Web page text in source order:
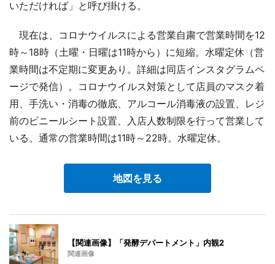
いただければ」と呼び掛ける。
現在は、コロナウイルスによる営業自粛で営業時間を12
時～18時（土曜・日曜は11時から）に短縮。水曜定休（営
業時間は不定期に変更あり。詳細は同店インスタグラムペ
ージで発信）。コロナウイルス対策として店員のマスク着
用、手洗い・消毒の徹底、アルコール消毒液の設置、レジ
前のビニールシート設置、入店人数制限を行って営業して
いる。通常の営業時間は11時～22時。水曜定休。
地図を見る
【関連画像】「発酵デパートメント」内観2
関連画像